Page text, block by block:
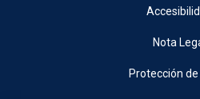
Nota
Protección